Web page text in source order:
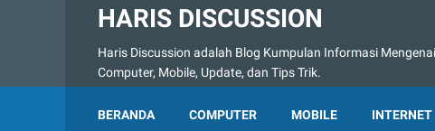
HARIS DISCUSSION
Haris Discussion adalah Blog Kumpulan Informasi
Computer, Mobile, Update, dan Tips Trik.
BERANDA COMPUTER MOBILE INTERNET